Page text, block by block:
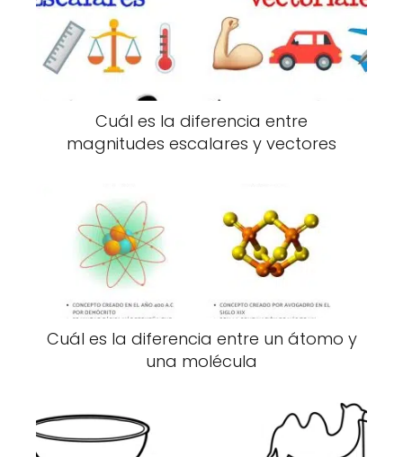
Cuál es la diferencia entre
magnitudes escalares y vectores
Cuál es la diferencia entre un átomo y
una molécula